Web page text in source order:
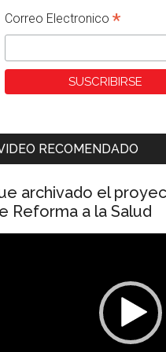
Correo Electronico *
RECOMENDADO
archivado el
Reforma a la Salud